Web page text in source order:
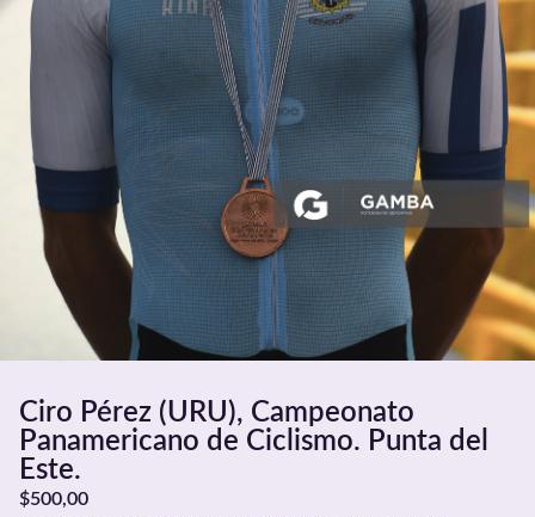
Ciro Pérez (URU), Campeonato
Panamericano de Ciclismo. Punta del
Este.
$500,00